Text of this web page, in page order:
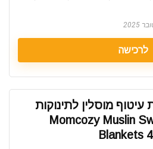
לרכישה
עיטוף מוסלין לתינוקות
Momcozy Muslin
Blankets